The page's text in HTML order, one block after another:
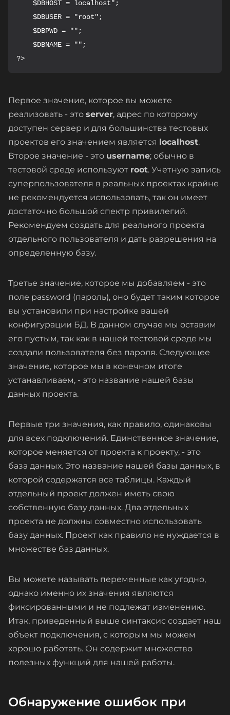
    $DBHOST = localhost";
    $DBUSER = "root";
    $DBPWD = "";
    $DBNAME = "";
?>
Первое значение, которое вы можете
реализовать - это server, адрес по которому
доступен сервер и для большинства тестовых
проектов его значением является localhost.
Второе значение - это username; обычно в
тестовой среде используют root. Учетную запись
суперпользователя в реальных проектах крайне
не рекомендуется использовать, так он имеет
достаточно большой спектр привилегий.
Рекомендуем создать для реального проекта
отдельного пользователя и дать разрешения на
определенную базу.
Третье значение, которое мы добавляем - это
поле password (пароль), оно будет таким которое
вы установили при настройке вашей
конфигурации БД. В данном случае мы оставим
его пустым, так как в нашей тестовой среде мы
создали пользователя без пароля. Следующее
значение, которое мы в конечном итоге
устанавливаем, - это название нашей базы
данных проекта.
Первые три значения, как правило, одинаковы
для всех подключений. Единственное значение,
которое меняется от проекта к проекту, - это
база данных. Это название нашей базы данных, в
которой содержатся все таблицы. Каждый
отдельный проект должен иметь свою
собственную базу данных. Два отдельных
проекта не должны совместно использовать
базу данных. Проект как правило не нуждается в
множестве баз данных.
Вы можете называть переменные как угодно,
однако именно их значения являются
фиксированными и не подлежат изменению.
Итак, приведенный выше синтаксис создает наш
объект подключения, с которым мы можем
хорошо работать. Он содержит множество
полезных функций для нашей работы.
Обнаружение ошибок при